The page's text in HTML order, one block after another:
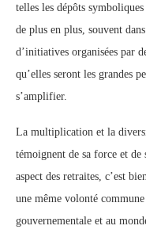
telles les dépôts
de plus en plus, souvent
d’initiatives organisées par
qu’elles seront les grandes
s’amplifier.
La multiplication et la
témoignent de sa force et
aspect des retraites, c’est
une même volonté
gouvernementale et au